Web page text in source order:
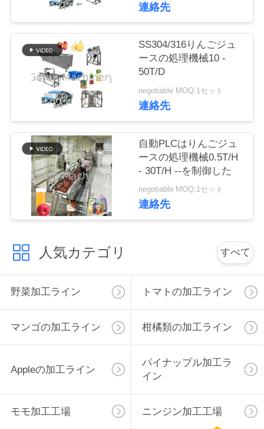
行
管
達
に
連
絡
し
な
連絡先
SS304/316りんごジュ
ースの処理機械10 -
50T/D
negotiable MOQ:1セット
連絡先
自動PLCはりんごジュ
ースの処理機械0.5T/H
- 30T/H --を制御した
negotiable MOQ:1セット
連絡先
人気カテゴリ すべて
野菜加工ライン トマトの加工ライン
マンゴの加工ライン 柑橘類の加工ライン
Appleの加工ライン
パイナップル加工ラ
イン
モモ加工工場 ニンジン加工工場